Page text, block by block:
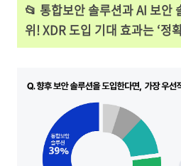
📂 통합보안 솔루션과 AI 보안
위! XDR 도입 기대 효과는 ‘정